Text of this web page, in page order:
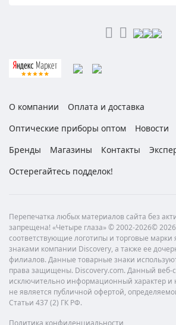
О компании
Оплата и доставка
Оптические приборы оптом
Новости
Бренды
Магазины Контакты
Остерегайтесь подделок!
Перепечатка любых материалов сайта без
запрещена! «Четыре глаза» © 2002-2026©
соответствующие логотипы и торговые
знаками компании Discovery, а также ее
филиалов. Данные товарные знаки
права защищены. Discovery.com. Данный веб-
исключительно информационный характер и
не является публичной офертой,
Статьи 437 (2) ГК РФ.
Политика конфиденциальности